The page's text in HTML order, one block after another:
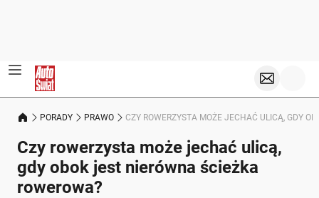
PORADY PRAWO CZY ROWERZYSTA MOŻE JECHAĆ ULICĄ, GDY
Czy rowerzysta może jechać ulicą,
gdy obok jest nierówna ścieżka
rowerowa?